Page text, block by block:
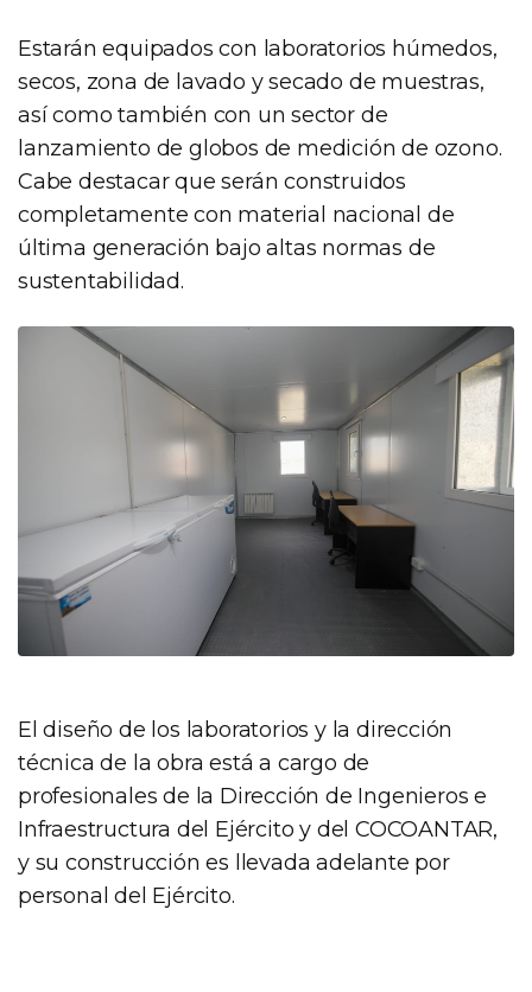
Estarán equipados con laboratorios húmedos,
secos, zona de lavado y secado de muestras,
así como también con un sector de
lanzamiento de globos de medición de ozono.
Cabe destacar que serán construidos
completamente con material nacional de
última generación bajo altas normas de
sustentabilidad.
El diseño de los laboratorios y la dirección
técnica de la obra está a cargo de
profesionales de la Dirección de Ingenieros e
Infraestructura del Ejército y del COCOANTAR,
y su construcción es llevada adelante por
personal del Ejército.